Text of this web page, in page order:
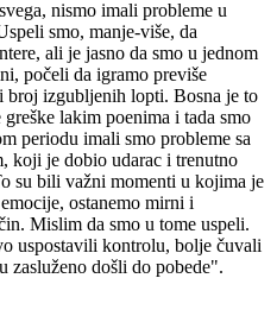
nismo imali probleme u
smo, manje-više, da
ali je jasno da smo u jednom
počeli da igramo previše
izgubljenih lopti. Bosna je to
lakim poenima i tada smo
periodu imali smo probleme sa
koji je dobio udarac i trenutno
su bili važni momenti u kojima je
ostanemo mirni i
Mislim da smo u tome uspeli.
uspostavili kontrolu, bolje čuvali
zasluženo došli do pobede".